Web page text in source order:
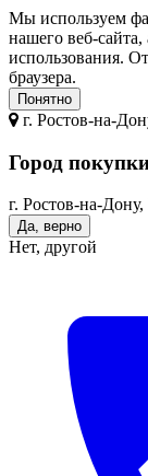
Мы используем
нашего веб-
использования.
браузера.
Понятно
г. Ростов-на-
Город
г. Ростов-на-Дону,
Да, верно
Нет, другой